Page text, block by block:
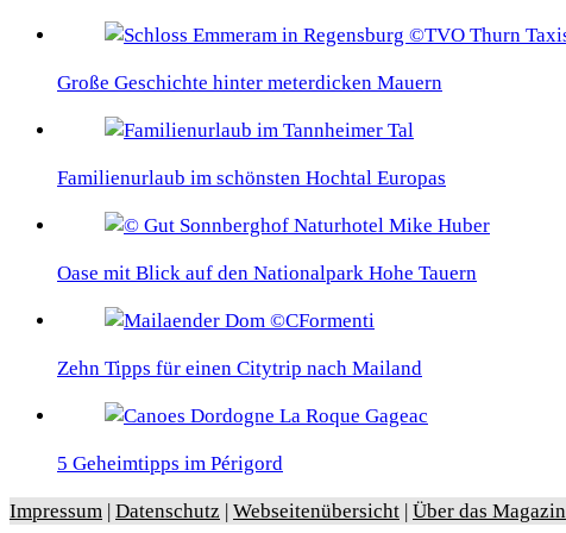
Große Geschichte hinter meterdicken Mauern
Familienurlaub im schönsten Hochtal Europas
Oase mit Blick auf den Nationalpark Hohe Tauern
Zehn Tipps für einen Citytrip nach Mailand
5 Geheimtipps im Périgord
Impressum Datenschutz Webseitenübersicht Über das Magazin